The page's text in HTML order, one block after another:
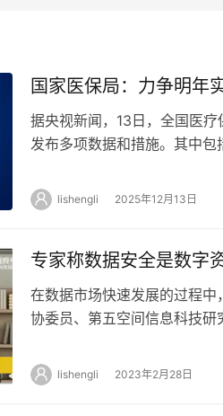
国家医保局：力争明年
据央视新闻，13日，全国医
发布多项数据和措施。其中
lishengli 2025年12月13日
专家称数据安全是数字
在数据市场快速发展的过程
协委员、第五空间信息科技
lishengli 2023年2月28日